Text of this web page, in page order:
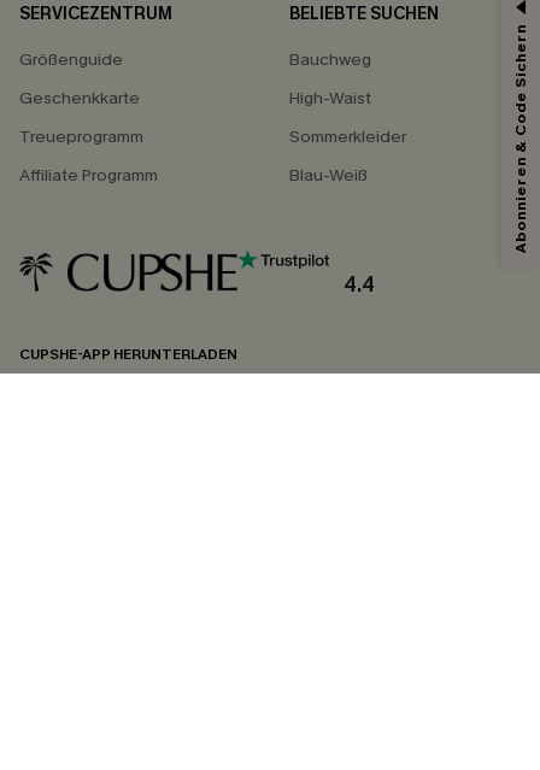
SERVICEZENTRUM
Größenguide
Geschenkkarte
Treueprogramm
Affiliate Programm
BELIEBTE SUCHEN
Bauchweg
High-Waist
Sommerkleider
Blau-Weiß
4.4
CUPSHE-APP HERUNTERLADEN
Abonnieren & Code Sichern